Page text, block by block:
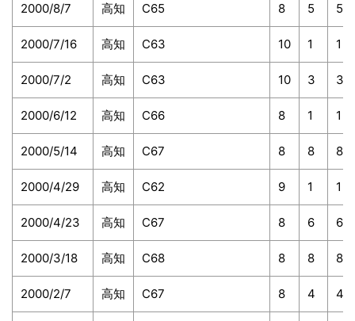
2000/8/7 高知 C65 8 5 5
2000/7/16 高知 C63 10 1 1
2000/7/2 高知 C63 10 3 3
2000/6/12 高知 C66 8 1 1
2000/5/14 高知 C67 8 8 8
2000/4/29 高知 C62 9 1 1
2000/4/23 高知 C67 8 6 6
2000/3/18 高知 C68 8 8 8
2000/2/7 高知 C67 8 4 4